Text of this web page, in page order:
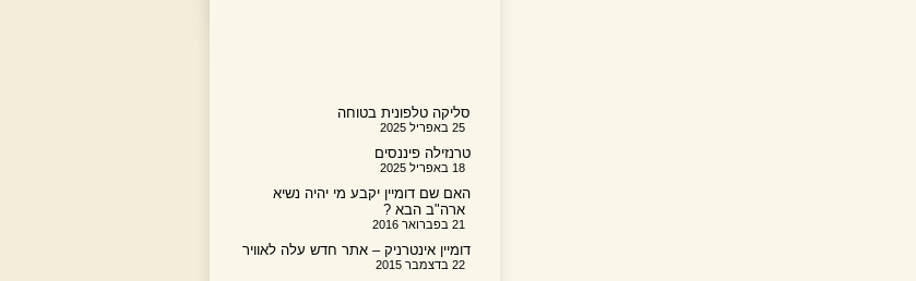
סליקה טלפונית בטוחה
25 באפריל 2025
טרנזילה פיננסים
18 באפריל 2025
האם שם דומיין יקבע מי יהיה נשיא
ארה"ב הבא ?
21 בפברואר 2016
דומיין אינטרניק – אתר חדש עלה לאוויר
22 בדצמבר 2015